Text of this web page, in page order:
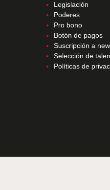
Legislación
Poderes
Pro bono
Botón de pagos
Suscripción a
Selección de
Políticas de